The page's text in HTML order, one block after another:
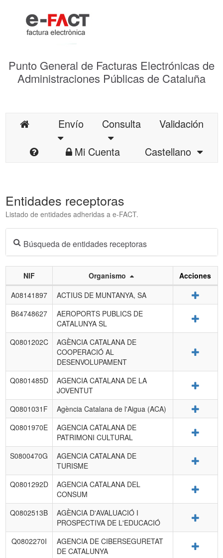
Punto General de Facturas Electrónicas de
Administraciones Públicas de Cataluña
Envío Consulta
Validación
Mi Cuenta
Castellano
Entidades receptoras
Listado de entidades adheridas a e-FACT.
Búsqueda de entidades receptoras
Listado
de
entidades
NIF Organismo
Acciones
A08141897
ACTIUS DE MUNTANYA, SA
B64748627
AEROPORTS PUBLICS DE
CATALUNYA SL
Q0801202C
AGÈNCIA CATALANA DE
COOPERACIÓ AL
DESENVOLUPAMENT
Q0801485D
AGENCIA CATALANA DE LA
JOVENTUT
Q0801031F Agència Catalana de l'Aigua (ACA)
Q0801970E
AGENCIA CATALANA DE
PATRIMONI CULTURAL
S0800470G
AGENCIA CATALANA DE
TURISME
Q0801292D
AGENCIA CATALANA DEL
CONSUM
Q0802513B
AGÈNCIA D'AVALUACIÓ I
PROSPECTIVA DE L'EDUCACIÓ
Q0802270I
AGENCIA DE CIBERSEGURETAT
DE CATALUNYA